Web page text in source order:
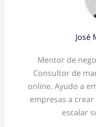
José
Mentor de
Consultor de
online. Ayudo a
empresas a
escalar